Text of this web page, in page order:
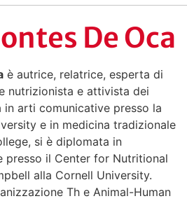
De Oca
è autrice, relatrice, esperta di
nutrizionista e attivista dei
arti comunicative presso la
e in medicina tradizionale
si è diplomata in
presso il Center for Nutritional
alla Cornell University.
Th e Animal-Human